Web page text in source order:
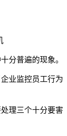
分普遍的现象。
业监控员工行为
理三个十分要害